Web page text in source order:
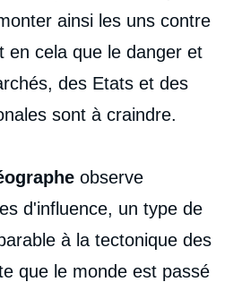
ainsi les uns contre
en cela que le danger et
des Etats et des
sont à craindre.
observe
d'influence, un type de
à la tectonique des
que le monde est passé